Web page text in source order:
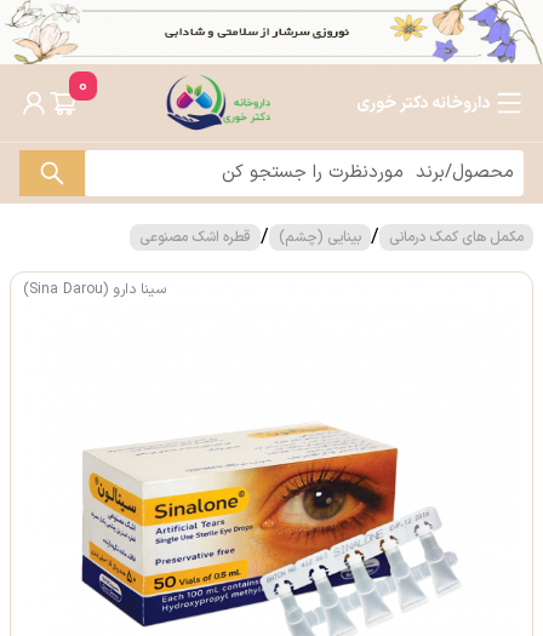
داروخانه دکتر خوری
0
مکمل های کمک درمانی / بینایی (چشم) / قطره اشک مصنوعی
سینا دارو (Sina Darou)